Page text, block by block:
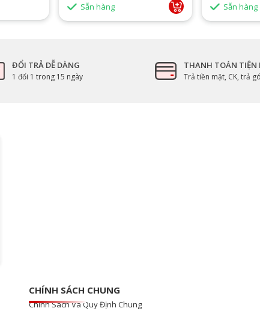
Sẵn hàng Sẵn hàng
ĐỔI TRẢ DỄ DÀNG
1 đổi 1 trong 15 ngày
THANH TOÁN TIỆN
Trả tiền mặt, CK, trả
CHÍNH SÁCH CHUNG
Chính Sách Và Quy Định Chung